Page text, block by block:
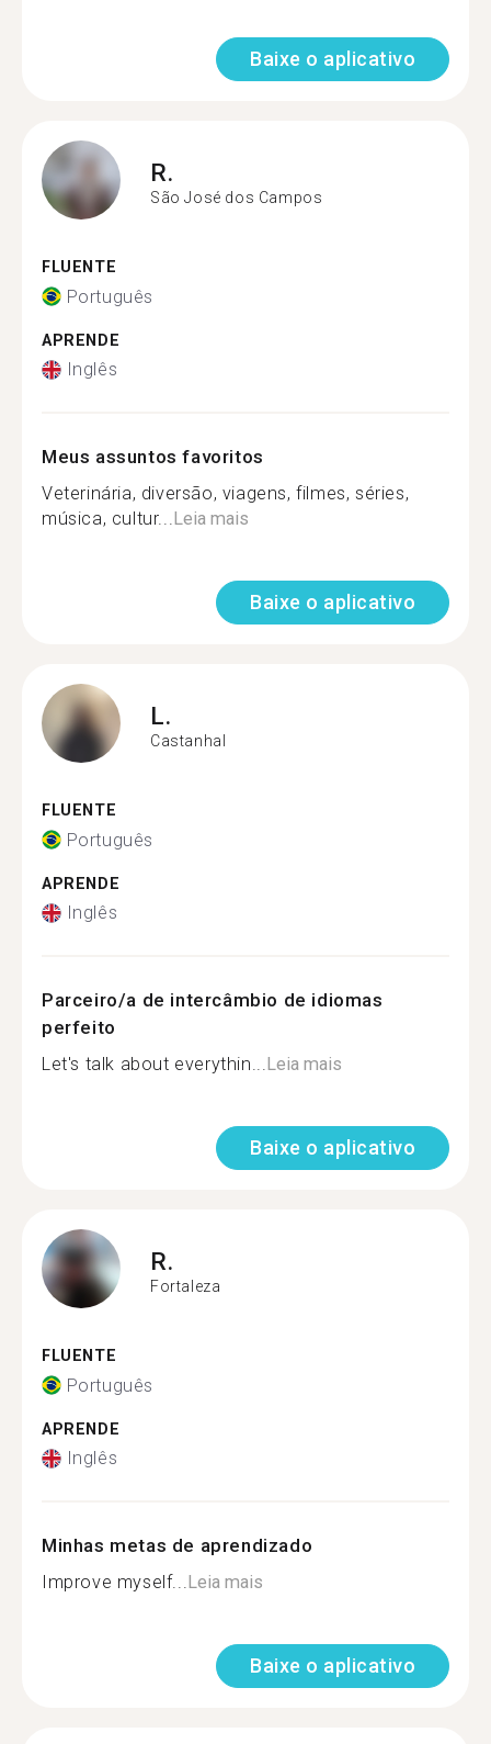
Baixe o aplicativo
R.
São José dos Campos
FLUENTE
Português
APRENDE
Inglês
Meus assuntos favoritos
Veterinária, diversão, viagens, filmes, séries,
música, cultur...Leia mais
Baixe o aplicativo
L.
Castanhal
FLUENTE
Português
APRENDE
Inglês
Parceiro/a de intercâmbio de idiomas
perfeito
Let's talk about everythin...Leia mais
Baixe o aplicativo
R.
Fortaleza
FLUENTE
Português
APRENDE
Inglês
Minhas metas de aprendizado
Improve myself...Leia mais
Baixe o aplicativo